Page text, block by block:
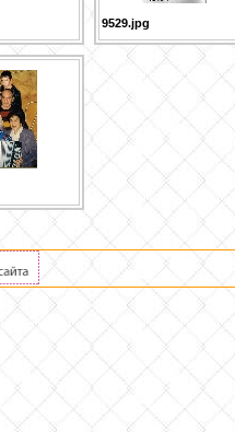
9529.jpg